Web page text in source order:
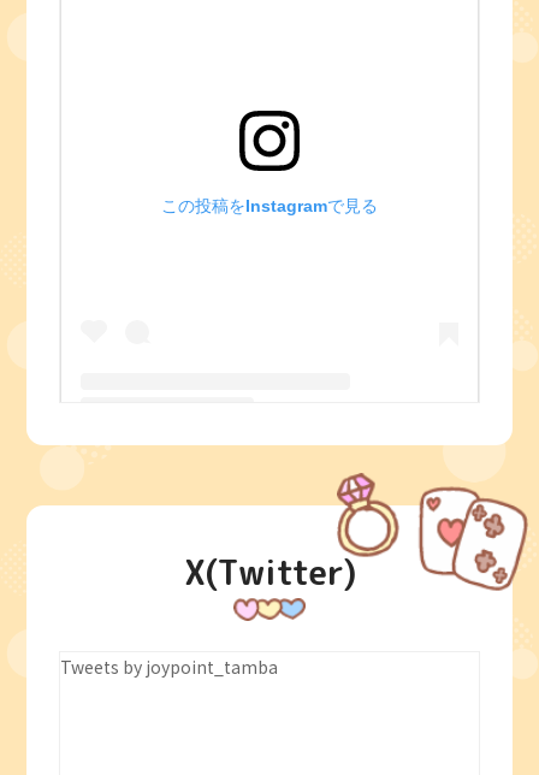
この投稿をInstagramで見る
X(Twitter)
Tweets by joypoint_tamba